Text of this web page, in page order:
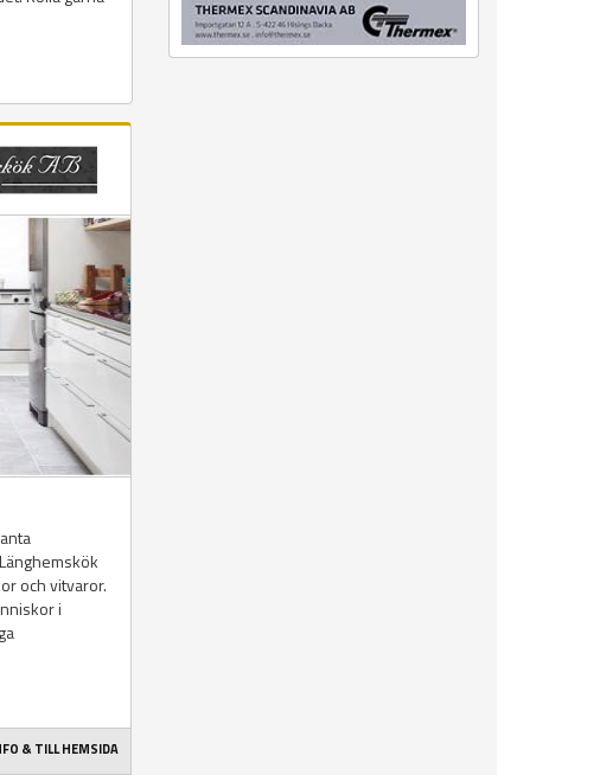
och vitvaror.
i
& TILL HEMSIDA